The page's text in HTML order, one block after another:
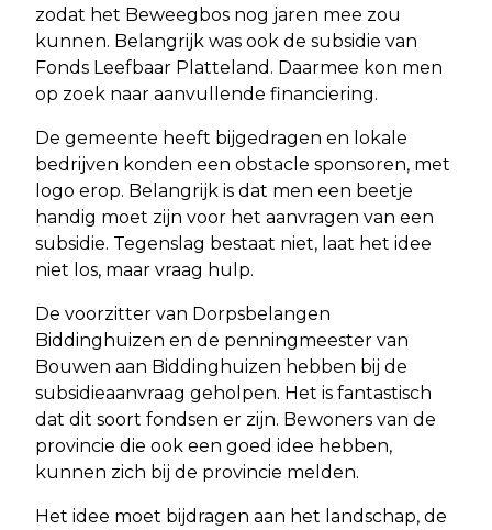
zodat het Beweegbos nog jaren mee zou
kunnen. Belangrijk was ook de subsidie van
Fonds Leefbaar Platteland. Daarmee kon men
op zoek naar aanvullende financiering.
De gemeente heeft bijgedragen en lokale
bedrijven konden een obstacle sponsoren, met
logo erop. Belangrijk is dat men een beetje
handig moet zijn voor het aanvragen van een
subsidie. Tegenslag bestaat niet, laat het idee
niet los, maar vraag hulp.
De voorzitter van Dorpsbelangen
Biddinghuizen en de penningmeester van
Bouwen aan Biddinghuizen hebben bij de
subsidieaanvraag geholpen. Het is fantastisch
dat dit soort fondsen er zijn. Bewoners van de
provincie die ook een goed idee hebben,
kunnen zich bij de provincie melden.
Het idee moet bijdragen aan het landschap, de